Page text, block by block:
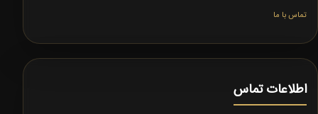
تماس با ما
اطلاعات تماس